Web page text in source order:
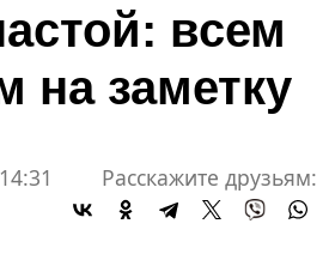
всем
на заметку
Расскажите друзьям: